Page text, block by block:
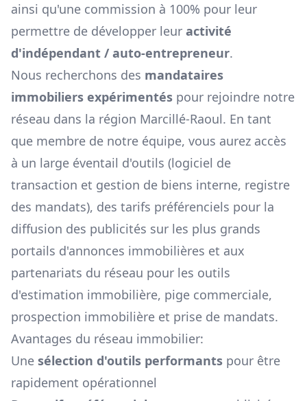
ainsi qu'une commission à 100% pour leur
permettre de développer leur activité
d'indépendant / auto-entrepreneur.
Nous recherchons des mandataires
immobiliers expérimentés pour rejoindre notre
réseau dans la région Marcillé-Raoul. En tant
que membre de notre équipe, vous aurez accès
à un large éventail d'outils (logiciel de
transaction et gestion de biens interne, registre
des mandats), des tarifs préférenciels pour la
diffusion des publicités sur les plus grands
portails d'annonces immobilières et aux
partenariats du réseau pour les outils
d'estimation immobilière, pige commerciale,
prospection immobilière et prise de mandats.
Avantages du réseau immobilier:
Une sélection d'outils performants pour être
rapidement opérationnel